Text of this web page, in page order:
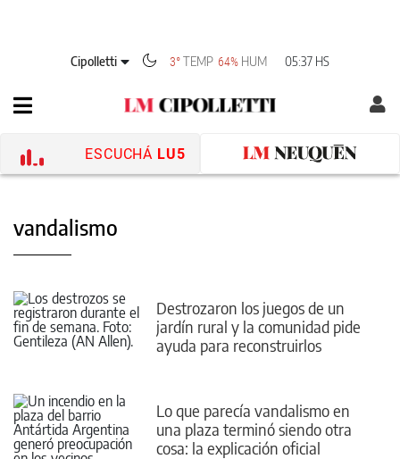
Cipolletti 3°TEMP 64% HUM 05:37 HS
ESCUCHÁ LU5
vandalismo
Destrozaron los juegos de un
jardín rural y la comunidad pide
ayuda para reconstruirlos
Lo que parecía vandalismo en
una plaza terminó siendo otra
cosa: la explicación oficial